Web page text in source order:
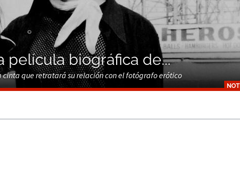
película biográfica de...
que retratará su relación con el fotógrafo erótico